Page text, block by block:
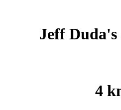
Jeff Duda's
4